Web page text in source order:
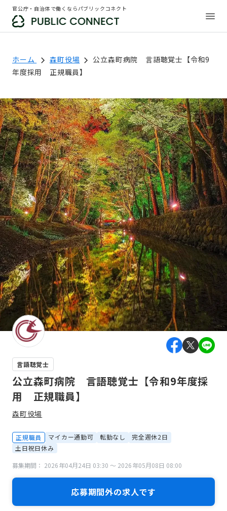
官公庁・自治体で働くならパブリックコネクト
ホーム 森町役場
公立森町病院 言語聴覚士【令和9
年度採用 正規職員】
言語聴覚士
公立森町病院 言語聴覚士【令和9年度採
用 正規職員】
森町役場
正規職員 マイカー通勤可 転勤なし
完全週休2日
土日祝日休み
募集期間： 2026年04月24日 03:30 〜 2026年05月08日 08:00
応募期間外の求人です